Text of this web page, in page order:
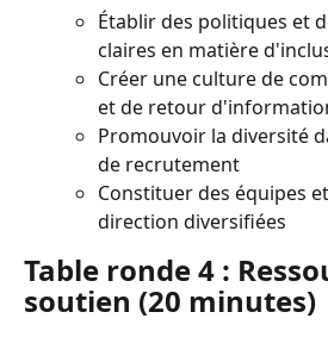
Établir des politiques et
claires en matière
Créer une culture de
et de retour
Promouvoir la diversité
de recrutement
Constituer des équipes
direction diversifiées
Table ronde 4 :
soutien (20 minutes)